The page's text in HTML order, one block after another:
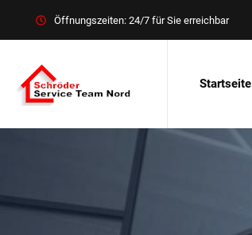
Öffnungszeiten: 24/7 für Sie erreichbar
Startseite